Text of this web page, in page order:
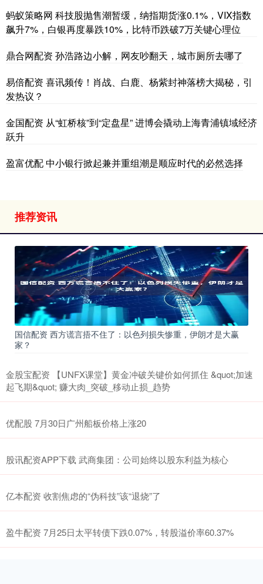
蚂蚁策略网 科技股抛售潮暂缓，纳指期货涨0.1%，VIX指数
飙升7%，白银再度暴跌10%，比特币跌破7万关键心理位
鼎合网配资 孙浩路边小解，网友吵翻天，城市厕所去哪了
易倍配资 喜讯频传！肖战、白鹿、杨紫封神落榜大揭秘，引
发热议？
金国配资 从“虹桥核”到“定盘星” 进博会撬动上海青浦镇域经济
跃升
盈富优配 中小银行掀起兼并重组潮是顺应时代的必然选择
推荐资讯
国信配资 西方谎言捂不住了：以色列损失惨重，伊朗才是大赢
家？
金股宝配资 【UNFX课堂】黄金冲破关键价如何抓住 &quot;加速
起飞期&quot; 赚大肉_突破_移动止损_趋势
优配股 7月30日广州船板价格上涨20
股讯配资APP下载 武商集团：公司始终以股东利益为核心
亿本配资 收割焦虑的“伪科技”该“退烧”了
盈牛配资 7月25日太平转债下跌0.07%，转股溢价率60.37%